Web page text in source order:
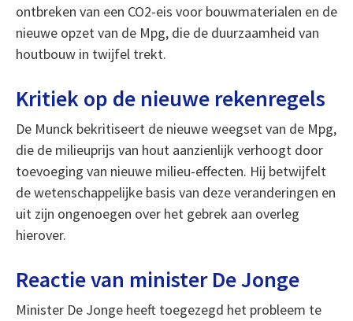
ontbreken van een CO2-eis voor bouwmaterialen en de
nieuwe opzet van de Mpg, die de duurzaamheid van
houtbouw in twijfel trekt.
Kritiek op de nieuwe rekenregels
De Munck bekritiseert de nieuwe weegset van de Mpg,
die de milieuprijs van hout aanzienlijk verhoogt door
toevoeging van nieuwe milieu-effecten. Hij betwijfelt
de wetenschappelijke basis van deze veranderingen en
uit zijn ongenoegen over het gebrek aan overleg
hierover.
Reactie van minister De Jonge
Minister De Jonge heeft toegezegd het probleem te